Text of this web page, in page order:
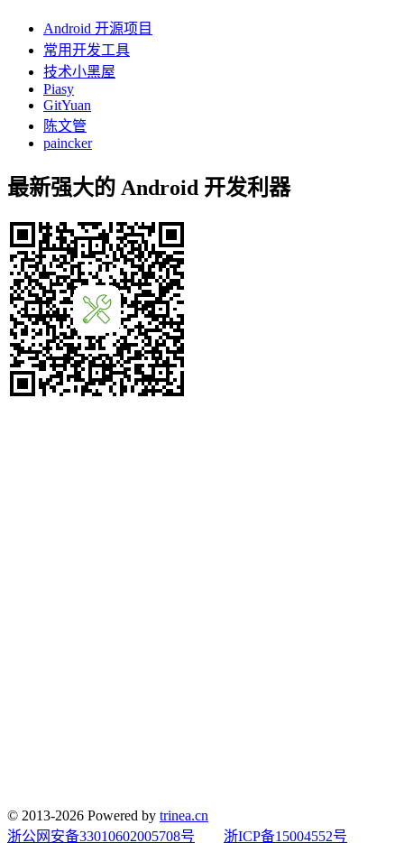
Android 开源项目
常用开发工具
技术小黑屋
Piasy
GitYuan
陈文管
paincker
最新强大的 Android 开发利器
© 2013-2026 Powered by trinea.cn
浙公网安备33010602005708号
浙ICP备15004552号